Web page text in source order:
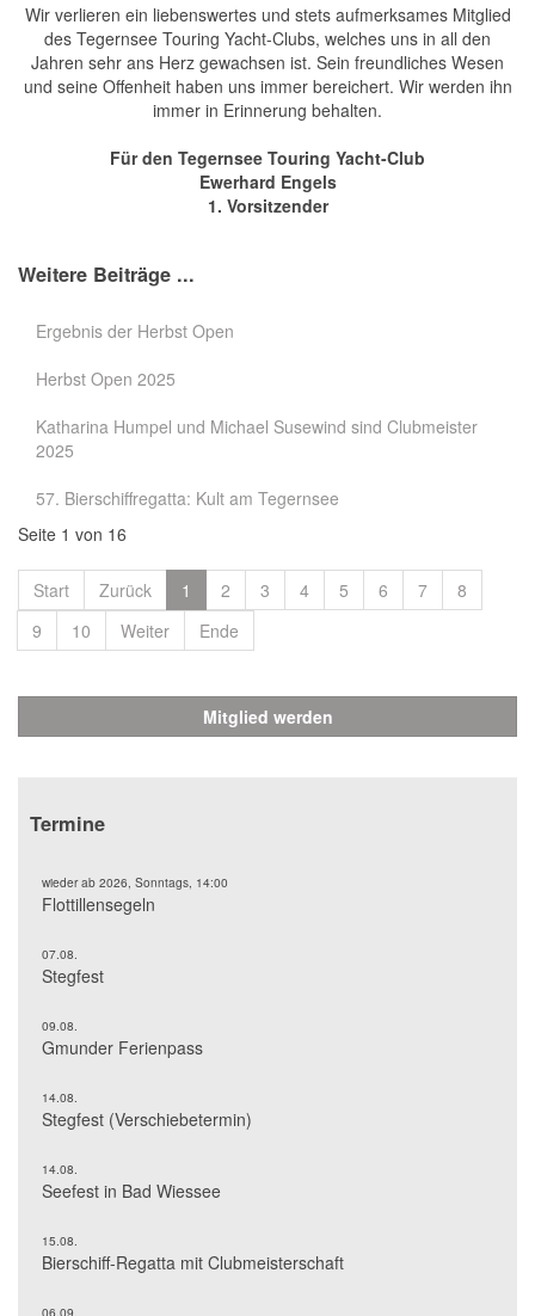
Wir verlieren ein liebenswertes und stets aufmerksames Mitglied
des Tegernsee Touring Yacht-Clubs, welches uns in all den
Jahren sehr ans Herz gewachsen ist. Sein freundliches Wesen
und seine Offenheit haben uns immer bereichert. Wir werden ihn
immer in Erinnerung behalten.
Für den Tegernsee Touring Yacht-Club
Ewerhard Engels
1. Vorsitzender
Weitere Beiträge ...
Ergebnis der Herbst Open
Herbst Open 2025
Katharina Humpel und Michael Susewind sind Clubmeister
2025
57. Bierschiffregatta: Kult am Tegernsee
Seite 1 von 16
Start Zurück 1 2 3 4 5 6 7
8
9
10 Weiter Ende
Mitglied werden
Termine
wieder ab 2026, Sonntags, 14:00
Flottillensegeln
07.08.
Stegfest
09.08.
Gmunder Ferienpass
14.08.
Stegfest (Verschiebetermin)
14.08.
Seefest in Bad Wiessee
15.08.
Bierschiff-Regatta mit Clubmeisterschaft
06.09.